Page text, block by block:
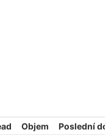
Objem Poslední